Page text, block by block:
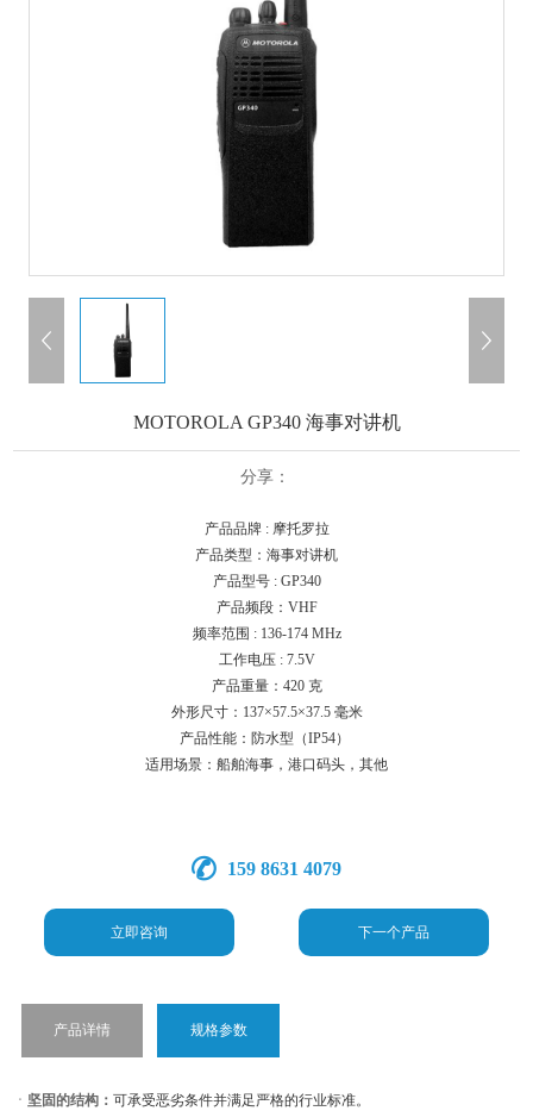
MOTOROLA GP340 海事对讲机
分享：
产品品牌 : 摩托罗拉
产品类型：海事对讲机
产品型号 : GP340
产品频段： VHF
频率范围 : 136-174 MHz
工作电压 : 7.5V
产品重量：420 克
外形尺寸：137×57.5×37.5 毫米
产品性能：防水型（IP54）
适用场景：船舶海事，港口码头，其他
159 8631 4079
立即咨询 下一个产品
产品详情 规格参数
ㆍ 坚固的结构：可承受恶劣条件并满足严格的行业标准。